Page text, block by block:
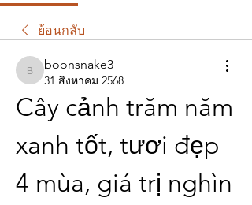
ย้อนกลับ
boonsnake3
boonsnake3
31 สิงหาคม 2568
Cây cảnh trăm năm
xanh tốt, tươi đẹp
4 mùa, giá trị nghìn